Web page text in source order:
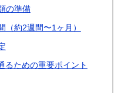
の準備
（約2週間〜1ヶ月）
るための重要ポイント